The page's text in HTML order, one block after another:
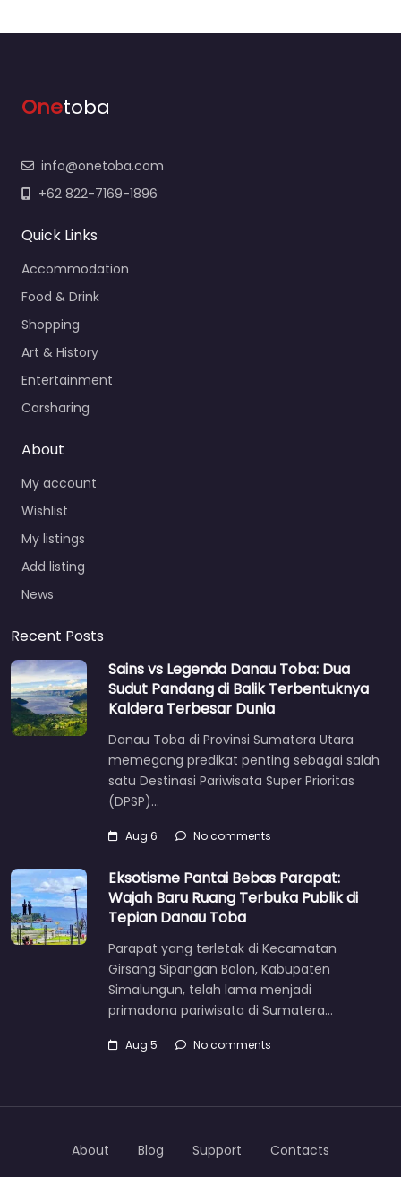
Onetoba
info@onetoba.com
+62 822-7169-1896
Quick Links
Accommodation
Food & Drink
Shopping
Art & History
Entertainment
Carsharing
About
My account
Wishlist
My listings
Add listing
News
Recent Posts
Sains vs Legenda Danau Toba: Dua
Sudut Pandang di Balik Terbentuknya
Kaldera Terbesar Dunia
Danau Toba di Provinsi Sumatera Utara
memegang predikat penting sebagai salah
satu Destinasi Pariwisata Super Prioritas
(DPSP)…
Aug 6 No comments
Eksotisme Pantai Bebas Parapat:
Wajah Baru Ruang Terbuka Publik di
Tepian Danau Toba
Parapat yang terletak di Kecamatan
Girsang Sipangan Bolon, Kabupaten
Simalungun, telah lama menjadi
primadona pariwisata di Sumatera…
Aug 5 No comments
About Blog Support Contacts